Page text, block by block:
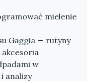
mielenie
Gaggia — rutyny
w
analizy